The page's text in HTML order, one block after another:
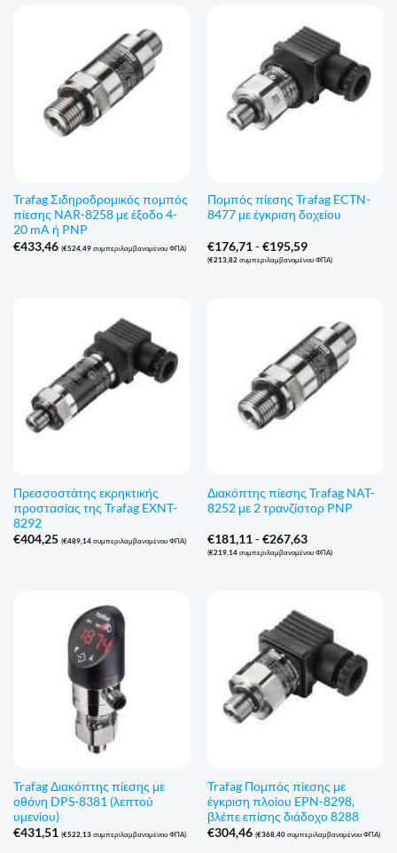
Trafag Σιδηροδρομικός πομπός
πίεσης NAR-8258 με έξοδο 4-
20 mA ή PNP
€433,46 (€524,49συμπεριλαμβανομένου ΦΠΑ)
Πομπός πίεσης Trafag ECTN-
8477 με έγκριση δοχείου
€176,71 - €195,59Εύρος
τιμών:
(€213,82συμπεριλαμβανομένου ΦΠΑ)
Πρεσσοστάτης εκρηκτικής
προστασίας της Trafag EXNT-
8292
€404,25 (€489,14συμπεριλαμβανομένου ΦΠΑ)
Διακόπτης πίεσης Trafag NAT-
8252 με 2 τρανζίστορ PNP
€181,11 - €267,63Εύρος
τιμών:
(€219,14συμπεριλαμβανομένου ΦΠΑ)
Trafag Διακόπτης πίεσης με
οθόνη DPS-8381 (λεπτού
υμενίου)
€431,51 (€522,13συμπεριλαμβανομένου ΦΠΑ)
Trafag Πομπός πίεσης με
έγκριση πλοίου EPN-8298,
βλέπε επίσης διάδοχο 8288
€304,46 (€368,40συμπεριλαμβανομένου ΦΠΑ)